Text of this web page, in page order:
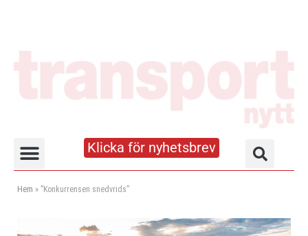
Klicka för nyhetsbrev
Hem » ”Konkurrensen snedvrids”